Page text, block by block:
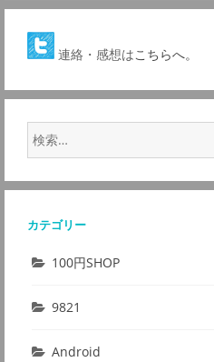
連絡・感想はこちらへ。
カテゴリー
100円SHOP
9821
Android